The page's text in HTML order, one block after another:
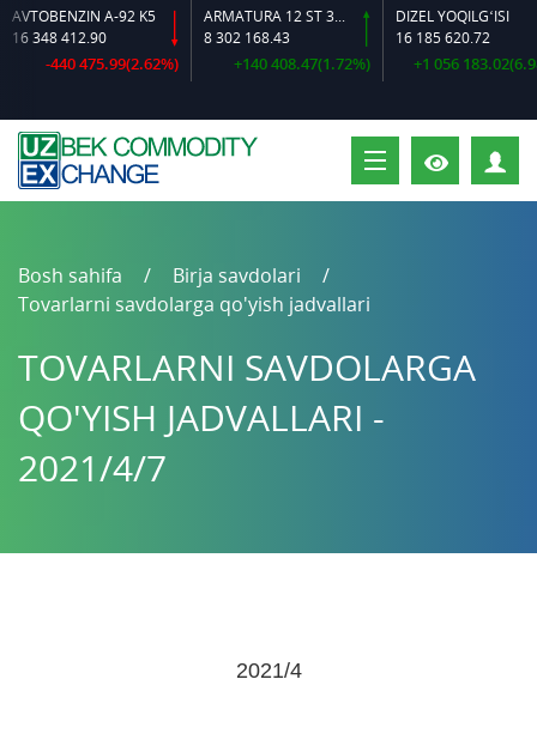
AVTOBENZIN A-92 K5
16 348 412.90
-440 475.99(2.62%)
ARMATURA 12 ST 35 GS O‘LCHAMLI
8 302 168.43
+140 408.47(1.72%)
DIZEL YOQILG‘ISI
16 185 620.72
+1 056
Bosh sahifa
Birja savdolari
Tovarlarni savdolarga qo'yish jadvallari
TOVARLARNI SAVDOLARGA
QO'YISH JADVALLARI -
2021/4/7
2021/4